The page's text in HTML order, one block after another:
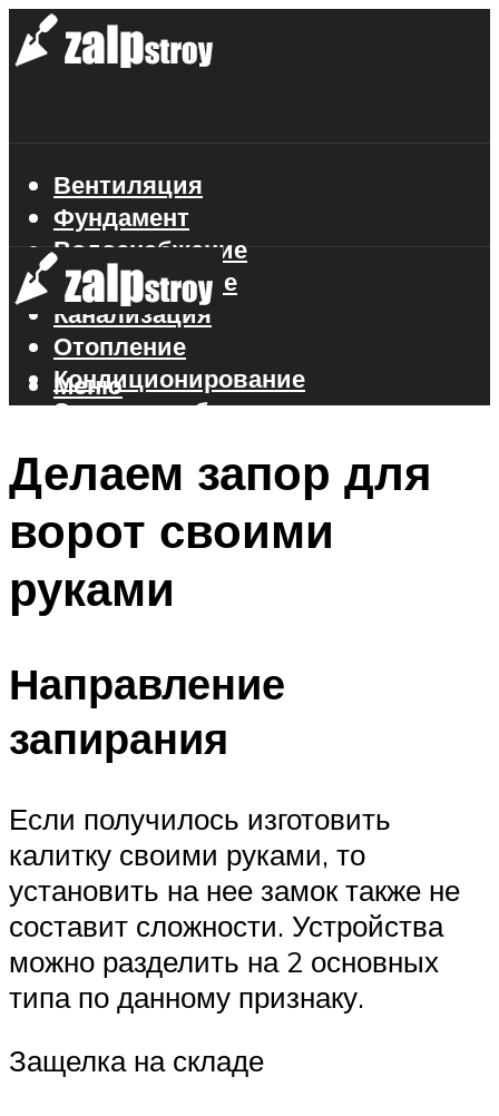
Вентиляция
Фундамент
Водоснабжение
Газоснабжение
Канализация
Отопление
Кондиционирование
Электроснабжение
Меню
Меню
Делаем запор для
ворот своими
руками
Направление
запирания
Если получилось изготовить
калитку своими руками, то
установить на нее замок также не
составит сложности. Устройства
можно разделить на 2 основных
типа по данному признаку.
Защелка на складе